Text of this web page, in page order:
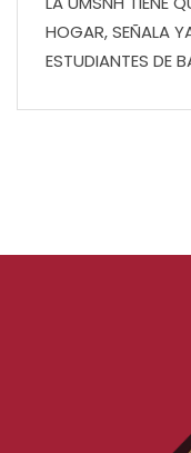
HOGAR, SEÑALA
ESTUDIANTES DE